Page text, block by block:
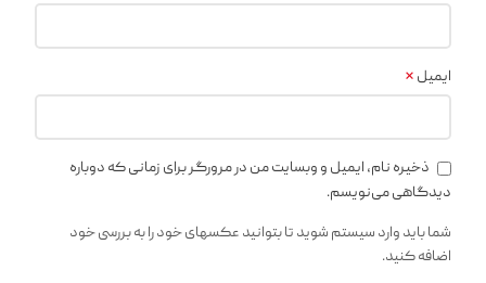
ایمیل *
ذخیره نام، ایمیل و وبسایت من در مرورگر برای زمانی که دوباره
دیدگاهی می‌نویسم.
شما باید وارد سیستم شوید تا بتوانید عکسهای خود را به بررسی خود
اضافه کنید.